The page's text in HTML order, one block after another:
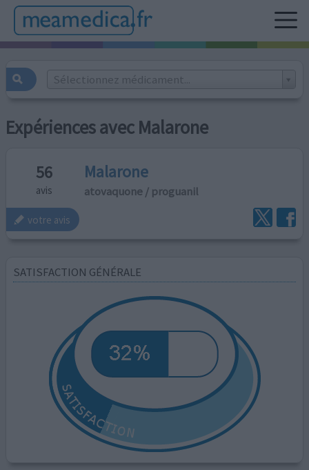
Sélectionnez médicament...
Expériences avec Malarone
56
avis
Malarone
atovaquone / proguanil
votre avis
SATISFACTION GÉNÉRALE